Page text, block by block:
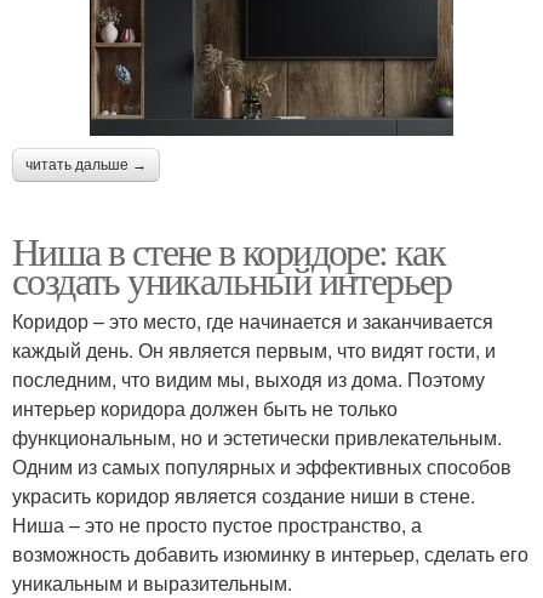
читать дальше →
Ниша в стене в коридоре: как
создать уникальный интерьер
Коридор – это место, где начинается и заканчивается
каждый день. Он является первым, что видят гости, и
последним, что видим мы, выходя из дома. Поэтому
интерьер коридора должен быть не только
функциональным, но и эстетически привлекательным.
Одним из самых популярных и эффективных способов
украсить коридор является создание ниши в стене.
Ниша – это не просто пустое пространство, а
возможность добавить изюминку в интерьер, сделать его
уникальным и выразительным.